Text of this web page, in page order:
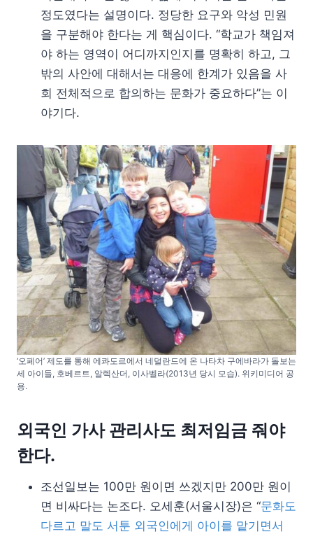
정도였다는 설명이다. 정당한 요구와 악성 민원
을 구분해야 한다는 게 핵심이다. “학교가 책임져
야 하는 영역이 어디까지인지를 명확히 하고, 그
밖의 사안에 대해서는 대응에 한계가 있음을 사
회 전체적으로 합의하는 문화가 중요하다”는 이
야기다.
‘오페어’ 제도를 통해 에콰도르에서 네덜란드에 온 나타차 구에바라가 돌보는
세 아이들, 호베르트, 알렉산더, 이사벨라(2013년 당시 모습). 위키미디어 공
용.
외국인 가사 관리사도 최저임금 줘야
한다.
조선일보는 100만 원이면 쓰겠지만 200만 원이
면 비싸다는 논조다. 오세훈(서울시장)은 “문화도
다르고 말도 서툰 외국인에게 아이를 맡기면서